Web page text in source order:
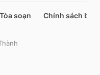
Tòa soạn Chính sách bảo